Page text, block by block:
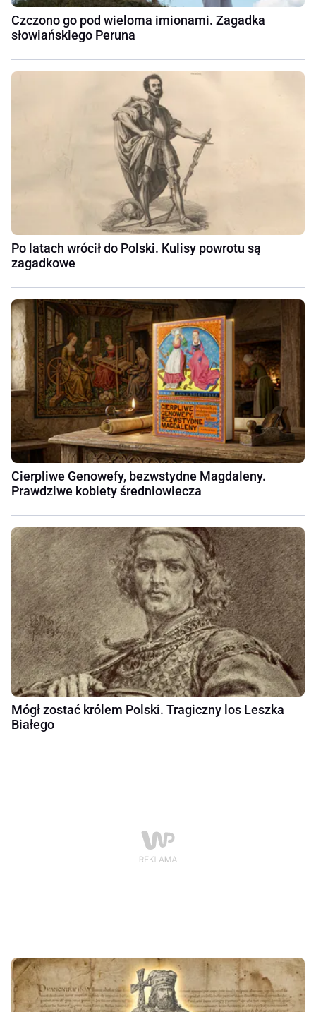
Czczono go pod wieloma imionami. Zagadka
słowiańskiego Peruna
Po latach wrócił do Polski. Kulisy powrotu są
zagadkowe
Cierpliwe Genowefy, bezwstydne Magdaleny.
Prawdziwe kobiety średniowiecza
Mógł zostać królem Polski. Tragiczny los Leszka
Białego